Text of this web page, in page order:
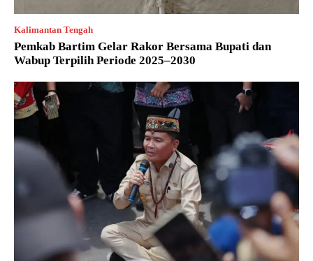
Kalimantan Tengah
Pemkab Bartim Gelar Rakor Bersama Bupati dan
Wabup Terpilih Periode 2025–2030